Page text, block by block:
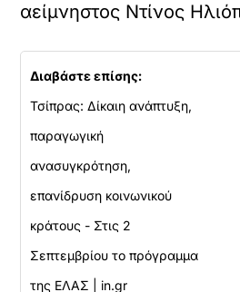
αείμνηστος Ντίνος
Διαβάστε επίσης:
Τσίπρας: Δίκαιη ανάπτυξη,
παραγωγική
ανασυγκρότηση,
επανίδρυση κοινωνικού
κράτους - Στις 2
Σεπτεμβρίου το πρόγραμμα
της ΕΛΑΣ | in.gr